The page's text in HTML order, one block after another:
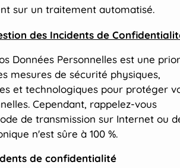
sur un traitement automatisé.
des Incidents de
Données Personnelles est une
mesures de sécurité physiques,
et technologiques pour protéger
Cependant, rappelez-vous
de transmission sur Internet ou
n'est sûre à 100 %.
de confidentialité